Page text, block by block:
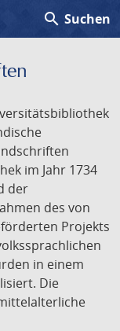
search Suchen
im Jahr 1734
der
des von
Projekts
in einem
Die